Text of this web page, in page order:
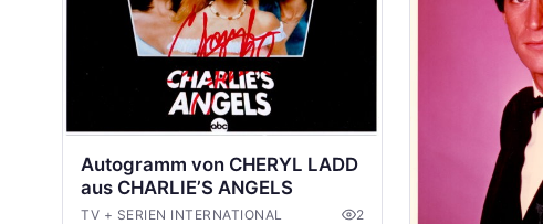
Autogramm von CHERYL LADD
aus CHARLIE’S ANGELS
TV + SERIEN INTERNATIONAL 2